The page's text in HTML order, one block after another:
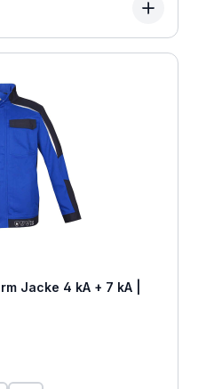
Jacke 4 kA + 7 kA |